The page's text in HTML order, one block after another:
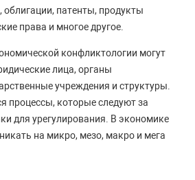
патенты, продукты
права и многое другое.
конфликтологии могут
лица, органы
учреждения и структуры.
процессы, которые следуют за
для урегулирования. В экономике
на микро, мезо, макро и мега